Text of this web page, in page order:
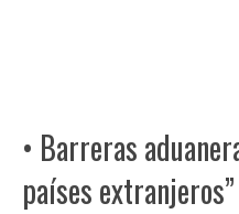
• Barreras
países extranjeros”